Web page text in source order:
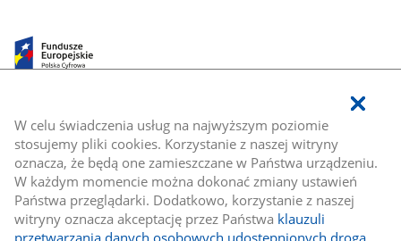
W celu świadczenia usług na najwyższym poziomie
stosujemy pliki cookies. Korzystanie z naszej witryny
oznacza, że będą one zamieszczane w Państwa urządzeniu.
W każdym momencie można dokonać zmiany ustawień
Państwa przeglądarki. Dodatkowo, korzystanie z naszej
witryny oznacza akceptację przez Państwa klauzuli
przetwarzania danych osobowych udostępnionych drogą